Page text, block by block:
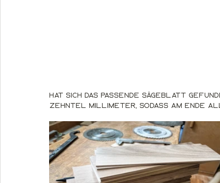
Hat sich das passende Sägeblatt
zehntel Millimeter, sodass am Ende